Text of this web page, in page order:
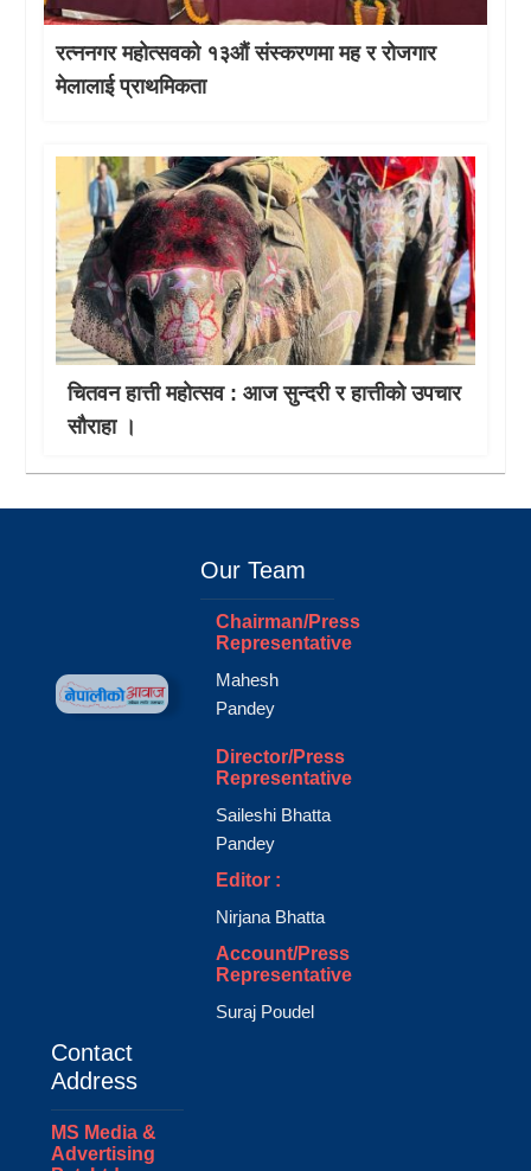
रत्ननगर महोत्सवको १३औं संस्करणमा मह र रोजगार
मेलालाई प्राथमिकता
चितवन हात्ती महाेत्सव : आज सुन्दरी र हात्तीको उपचार
साैराहा ।
Our Team
Chairman/Press
Representative
Mahesh
Pandey
Director/Press
Representative
Saileshi Bhatta
Pandey
Editor :
Nirjana Bhatta
Account/Press
Representative
Suraj Poudel
Contact
Address
MS Media &
Advertising